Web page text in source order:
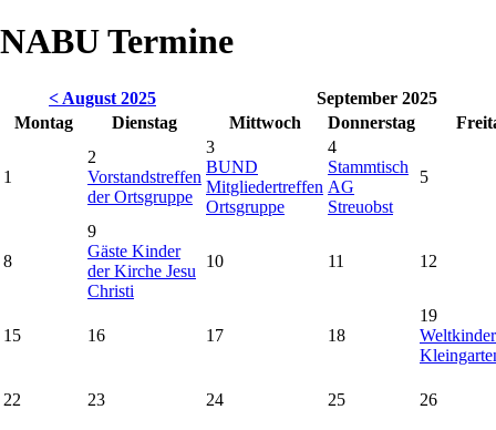
NABU Termine
< August 2025
September 2025
Montag
Dienstag Mittwoch Donnerstag
1
2
Vorstandstreffen
der Ortsgruppe
3
BUND
Mitgliedertreffen
Ortsgruppe
4
Stammtisch
AG
Streuobst
5
8
9
Gäste Kinder
der Kirche Jesu
Christi
10 11 12
15 16 17 18
19
22 23 24 25 26